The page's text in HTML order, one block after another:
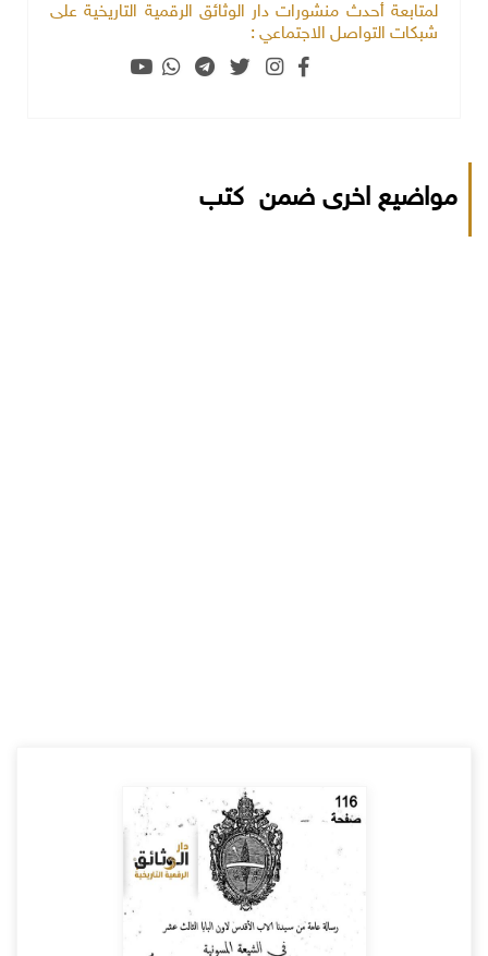
لمتابعة أحدث منشورات دار الوثائق الرقمية التاريخية على
شبكات التواصل الاجتماعي :
مواضيع اخرى ضمن كتب